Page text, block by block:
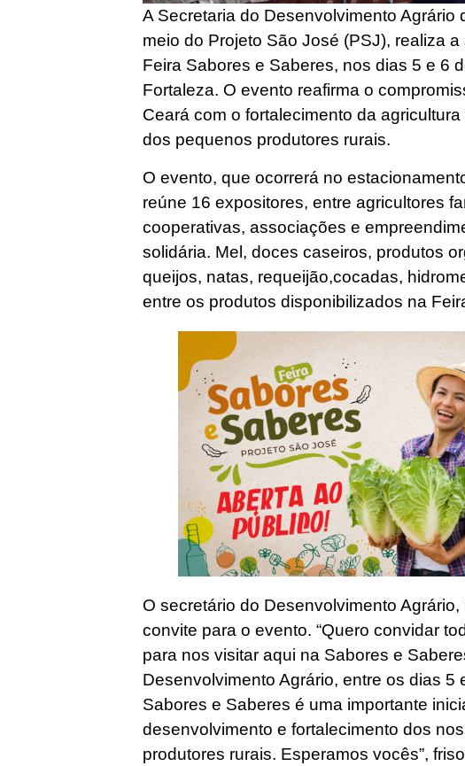
A Secretaria do Desenvolvimento Agrário
meio do Projeto São José (PSJ), realiza
Feira Sabores e Saberes, nos dias 5 e 6
Fortaleza. O evento reafirma o
Ceará com o fortalecimento da
dos pequenos produtores rurais.
O evento, que ocorrerá no
reúne 16 expositores, entre agricultores
cooperativas, associações e
solidária. Mel, doces caseiros, produtos
queijos, natas, requeijão,cocadas,
entre os produtos disponibilizados na
O secretário do Desenvolvimento
convite para o evento. “Quero convidar
para nos visitar aqui na Sabores e
Desenvolvimento Agrário, entre os dias 5
Sabores e Saberes é uma importante
desenvolvimento e fortalecimento dos
produtores rurais. Esperamos vocês”,